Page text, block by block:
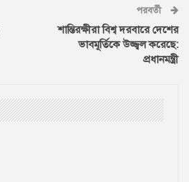
পরবর্তী
শান্তিরক্ষীরা বিশ্ব দরবারে দেশের
ভাবমূর্তিকে উজ্জ্বল করেছে:
প্রধানমন্ত্রী